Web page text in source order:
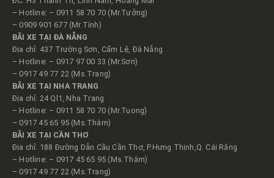
– Hotline: – 0911 58 70 70 (Mr.Tưởng)
– 0909 901 677 (Mr.Tính)
BÃI XE TẠI ĐÀ NẴNG
Địa chỉ: 437 Trường Sơn, Cẩm Lệ, Đà Nẵng
– Hotline: – 0917 97 00 33 (Mr.Sơn)
– 0917 49 77 22 (Ms.Trang)
BÃI XE TẠI NHA TRANG
Địa chỉ: 24 Ql1, Nha Trang
– Hotline: – 0911 58 70 70 (Mr.Tuong)
– 0917 45 65 95 (Ms.Thắm)
BÃI XE TẠI CẦN THƠ
Địa chỉ: 188 Đường Dẫn Cầu Cần Thơ, P.Hưng Thịnh,Q. Cái Răng
– Hotline: – 0917 45 65 95 (Ms.Thắm)
– 0917 49 77 22 (Ms.Trang)